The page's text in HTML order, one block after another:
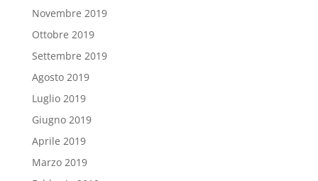
Novembre 2019
Ottobre 2019
Settembre 2019
Agosto 2019
Luglio 2019
Giugno 2019
Aprile 2019
Marzo 2019